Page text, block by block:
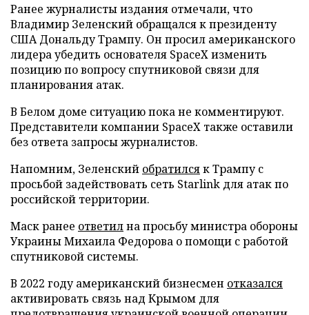
Ранее журналисты издания отмечали, что
Владимир Зеленский обращался к президенту
США Дональду Трампу. Он просил американского
лидера убедить основателя SpaceX изменить
позицию по вопросу спутниковой связи для
планирования атак.
В Белом доме ситуацию пока не комментируют.
Представители компании SpaceX также оставили
без ответа запросы журналистов.
Напомним, Зеленский обратилсяк Трампу с
просьбой задействовать сеть Starlink для атак по
российской территории.
Маск ранее ответилна просьбу министра обороны
Украины Михаила Федорова о помощи с работой
спутниковой системы.
В 2022 году американский бизнесмен отказался
активировать связь над Крымом для